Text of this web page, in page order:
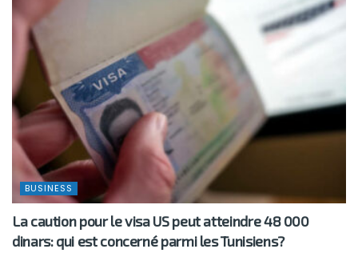
BUSINESS
La caution pour le visa US peut atteindre 48 000
dinars: qui est concerné parmi les Tunisiens?